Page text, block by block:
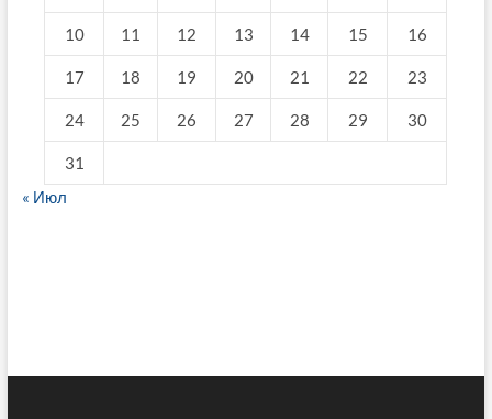
10 11 12 13 14 15 16
17 18 19 20 21 22 23
24 25 26 27 28 29 30
31
« Июл